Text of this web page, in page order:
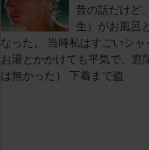
昔の話だけど
生）がお風呂
なった。 当時私はすごいシャ
お湯とかかけても平気で、窓
は無かった） 下着まで盗